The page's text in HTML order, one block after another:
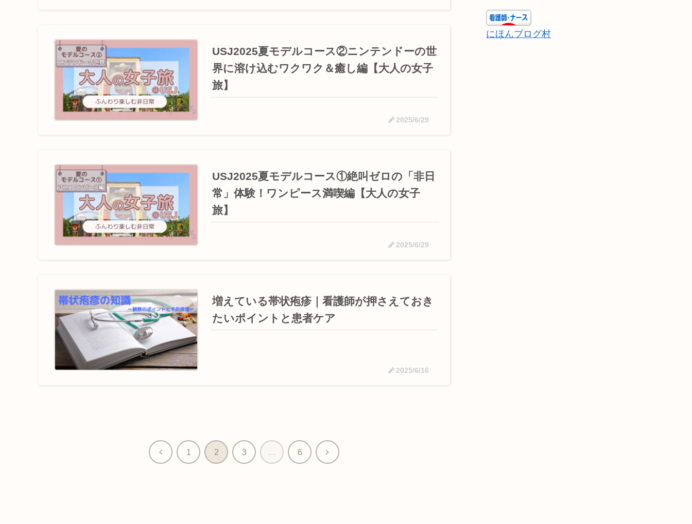
USJ2025夏モデルコース②ニンテンドーの世
界に溶け込むワクワク＆癒し編【大人の女子
旅】
2025/6/29
USJ2025夏モデルコース①絶叫ゼロの「非日
常」体験！ワンピース満喫編【大人の女子
旅】
2025/6/29
増えている帯状疱疹｜看護師が押さえておき
たいポイントと患者ケア
2025/6/16
前 1 2 3 … 6 次
にほんブログ村